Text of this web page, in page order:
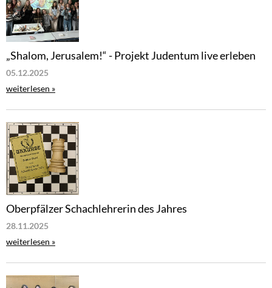
„Shalom, Jerusalem!“ - Projekt Judentum live erleben
05.12.2025
weiterlesen »
Oberpfälzer Schachlehrerin des Jahres
28.11.2025
weiterlesen »